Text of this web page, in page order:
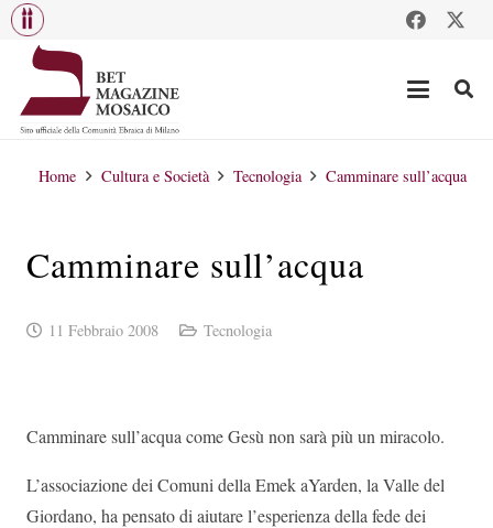
Home Cultura e Società Tecnologia Camminare sull’acqua
Camminare sull’acqua
11 Febbraio 2008 Tecnologia
Camminare sull’acqua come Gesù non sarà più un miracolo.
L’associazione dei Comuni della Emek aYarden, la Valle del
Giordano, ha pensato di aiutare l’esperienza della fede dei